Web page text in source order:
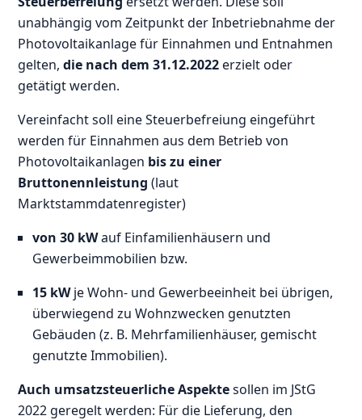
unabhängig vom Zeitpunkt der Inbetriebnahme der
Photovoltaikanlage für Einnahmen und Entnahmen
gelten,die nach dem 31.12.2022erzielt oder
getätigt werden.
Vereinfacht soll eine Steuerbefreiung eingeführt
werden für Einnahmen aus dem Betrieb von
Photovoltaikanlagen bis zu einer
Bruttonennleistung (laut
Marktstammdatenregister)
von 30 kWauf Einfamilienhäusern und
Gewerbeimmobilien bzw.
15 kWje Wohn- und Gewerbeeinheit bei übrigen,
überwiegend zu Wohnzwecken genutzten
Gebäuden (z. B. Mehrfamilienhäuser, gemischt
genutzte Immobilien).
Auch umsatzsteuerliche Aspektesollen im JStG
2022 geregelt werden: Für die Lieferung, den